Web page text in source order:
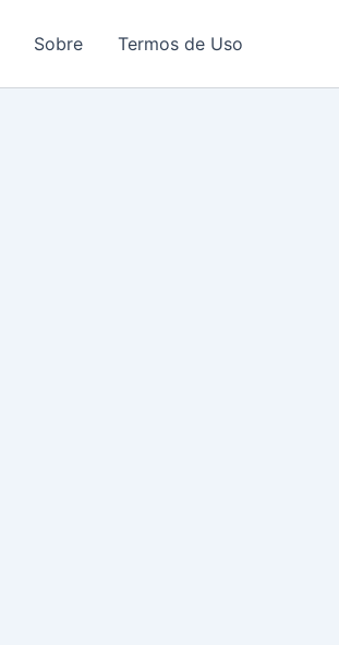
Sobre Termos de Uso